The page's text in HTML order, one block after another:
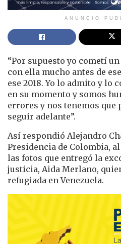
ANUNCIO
“Por supuesto yo cometí
con ella mucho antes de
ese 2018. Yo lo admito y lo
en su momento y somos
errores y nos tenemos que
seguir adelante”.
Así respondió Alejandro
Presidencia de Colombia,
las fotos que entregó la
justicia, Aida Merlano,
refugiada en Venezuela.